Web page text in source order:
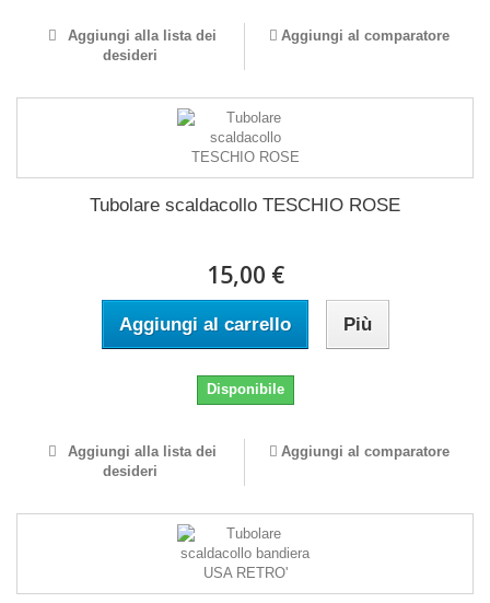
Aggiungi alla lista dei
desideri
Aggiungi al comparatore
Tubolare scaldacollo TESCHIO ROSE
15,00 €
Aggiungi al carrello Più
Disponibile
Aggiungi alla lista dei
desideri
Aggiungi al comparatore